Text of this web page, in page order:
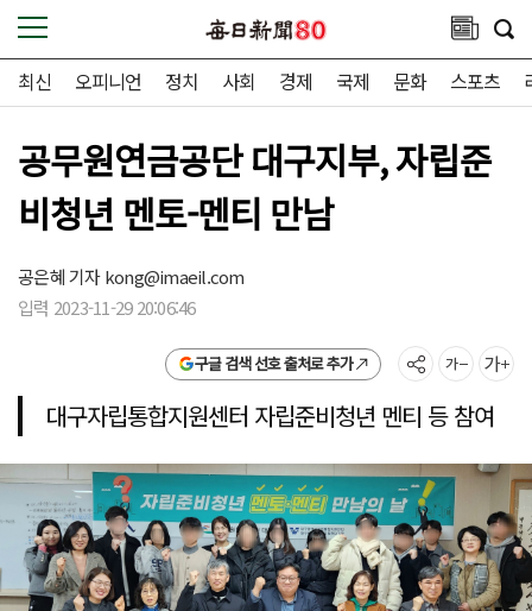
최신 오피니언 정치 사회 경제 국제 문화 스포츠
공무원연금공단 대구지부, 자립준
비청년 멘토-멘티 만남
공은혜 기자kong@imaeil.com
입력 2023-11-29 20:06:46
구글 검색 선호 출처로 추가
대구자립통합지원센터 자립준비청년 멘티 등 참여